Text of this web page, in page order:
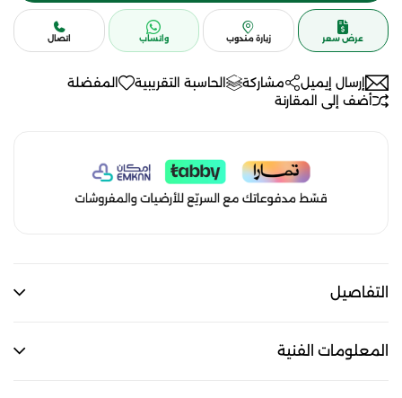
عرض سعر زيارة مندوب واتساب اتصال
إرسال إيميل مشاركة الحاسبة التقريبية
المفضلة
أضف إلى المقارنة
التفاصيل
المعلومات الفنية